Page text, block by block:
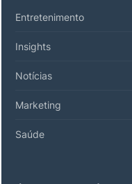
Entretenimento
Insights
Notícias
Marketing
Saúde